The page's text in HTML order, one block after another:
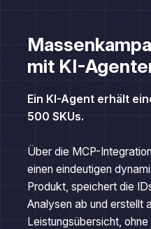
mit KI-
Ein KI-Agent erhält
500 SKUs.
einen eindeutigen
Produkt, speichert die
Analysen ab und erstellt
Leistungsübersicht, ohne
Eingriff in das Scanova-